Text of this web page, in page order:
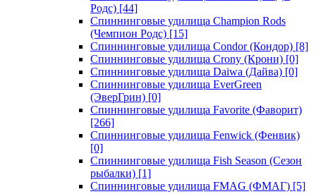
Родс) [44]
Спиннинговые удилища Champion Rods
(Чемпион Родс) [15]
Спиннинговые удилища Condor (Кондор) [8]
Спиннинговые удилища Crony (Крони) [0]
Спиннинговые удилища Daiwa (Дайва) [0]
Спиннинговые удилища EverGreen
(ЭверГрин) [0]
Спиннинговые удилища Favorite (Фаворит)
[266]
Спиннинговые удилища Fenwick (Фенвик)
[0]
Спиннинговые удилища Fish Season (Сезон
рыбалки) [1]
Спиннинговые удилища FMAG (ФМАГ) [5]